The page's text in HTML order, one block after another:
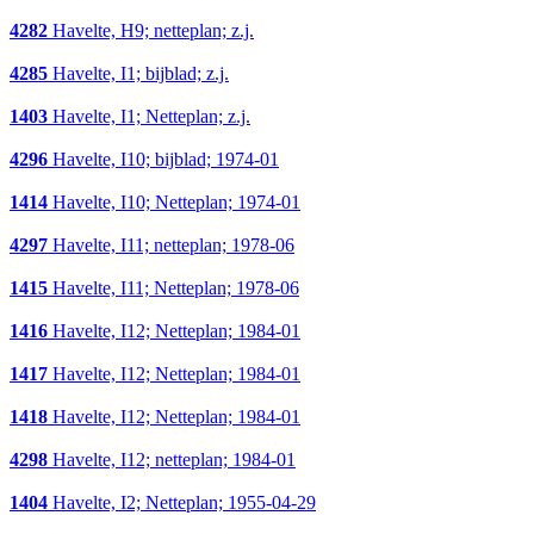
4282 Havelte, H9; netteplan; z.j.
4285 Havelte, I1; bijblad; z.j.
1403 Havelte, I1; Netteplan; z.j.
4296 Havelte, I10; bijblad; 1974-01
1414 Havelte, I10; Netteplan; 1974-01
4297 Havelte, I11; netteplan; 1978-06
1415 Havelte, I11; Netteplan; 1978-06
1416 Havelte, I12; Netteplan; 1984-01
1417 Havelte, I12; Netteplan; 1984-01
1418 Havelte, I12; Netteplan; 1984-01
4298 Havelte, I12; netteplan; 1984-01
1404 Havelte, I2; Netteplan; 1955-04-29